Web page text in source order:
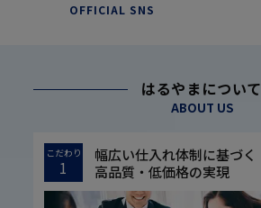
OFFICIAL SNS
はるやまについて
ABOUT US
こだわり
1
幅広い仕入れ体制に基づく
高品質・低価格の実現